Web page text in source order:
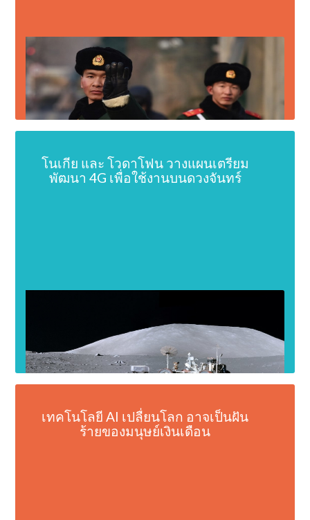
โนเกีย และ โวดาโฟน วางแผนเตรียม
พัฒนา 4G เพื่อใช้งานบนดวงจันทร์
เทคโนโลยี AI เปลื่ยนโลก อาจเป็นฝัน
ร้ายของมนุษย์เงินเดือน